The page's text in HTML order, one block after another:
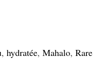
, hydratée, Mahalo,